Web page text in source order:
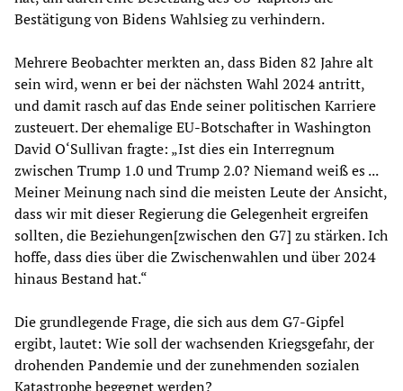
Bestätigung von Bidens Wahlsieg zu verhindern.
Mehrere Beobachter merkten an, dass Biden 82 Jahre alt
sein wird, wenn er bei der nächsten Wahl 2024 antritt,
und damit rasch auf das Ende seiner politischen Karriere
zusteuert. Der ehemalige EU-Botschafter in Washington
David O‘Sullivan fragte: „Ist dies ein Interregnum
zwischen Trump 1.0 und Trump 2.0? Niemand weiß es ...
Meiner Meinung nach sind die meisten Leute der Ansicht,
dass wir mit dieser Regierung die Gelegenheit ergreifen
sollten, die Beziehungen[zwischen den G7] zu stärken. Ich
hoffe, dass dies über die Zwischenwahlen und über 2024
hinaus Bestand hat.“
Die grundlegende Frage, die sich aus dem G7-Gipfel
ergibt, lautet: Wie soll der wachsenden Kriegsgefahr, der
drohenden Pandemie und der zunehmenden sozialen
Katastrophe begegnet werden?